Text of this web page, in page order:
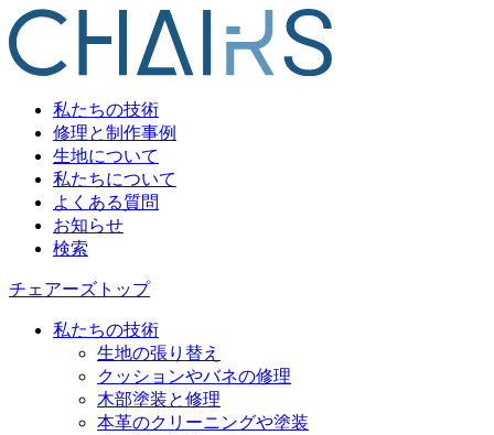
私たちの技術
修理と制作事例
生地について
私たちについて
よくある質問
お知らせ
検索
チェアーズトップ
私たちの技術
生地の張り替え
クッションやバネの修理
木部塗装と修理
本革のクリーニングや塗装